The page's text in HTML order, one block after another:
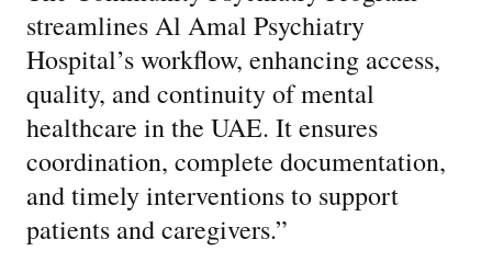
streamlines Al Amal Psychiatry
Hospital’s workflow, enhancing access,
quality, and continuity of mental
healthcare in the UAE. It ensures
coordination, complete documentation,
and timely interventions to support
patients and caregivers.”